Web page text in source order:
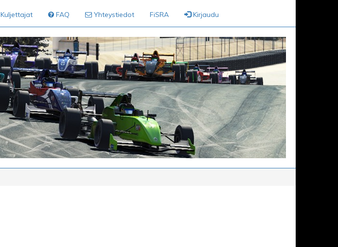
Kuljettajat FAQ Yhteystiedot FiSRA Kirjaudu